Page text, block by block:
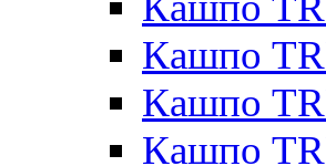
Кашпо
Кашпо
Кашпо